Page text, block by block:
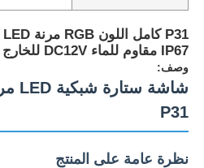
IP67 مقاوم للماء DC12V للخارج بناء جدارة الديكور
وصف:
P31
نظرة عامة على المنتج